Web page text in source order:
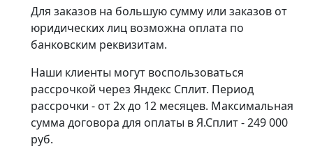
Для заказов на большую сумму или заказов от
юридических лиц возможна оплата по
банковским реквизитам.
Наши клиенты могут воспользоваться
рассрочкой через Яндекс Сплит. Период
рассрочки - от 2х до 12 месяцев. Максимальная
сумма договора для оплаты в Я.Сплит - 249 000
руб.